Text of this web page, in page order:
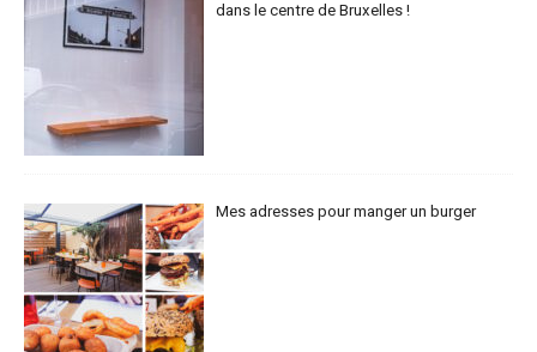
dans le centre de Bruxelles !
Mes adresses pour manger un burger